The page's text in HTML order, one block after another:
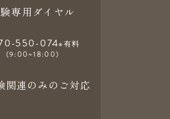
専用ダイヤル
550-074※有料
(9:00~18:00)
関連のみのご対応